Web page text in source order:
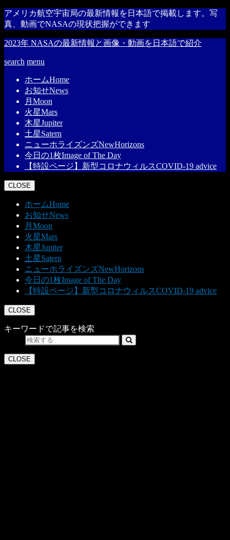
アメリカ航空宇宙局の最新情報を日本語で掲載します。写
真、動画でNASAの現状把握ができます
2023年 NASAの最新情報と画像・動画を日本語で紹介
search menu
ホームHome
お知せNews
月 Moon
火星Mars
木星Jupiter
土星Satern
ニューホライズンズNewHorizons
今日の1枚Image of The Day
【特設ページ】新型コロナウィルスCOVID-19 advice
CLOSE
ホームHome
お知せNews
月 Moon
火星Mars
木星Jupiter
土星Satern
ニューホライズンズNewHorizons
今日の1枚Image of The Day
【特設ページ】新型コロナウィルスCOVID-19 advice
CLOSE
キーワードで記事を検索
CLOSE